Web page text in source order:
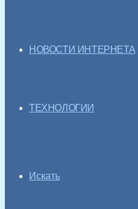
НОВОСТИ ИНТЕРНЕТА
ТЕХНОЛОГИИ
Искать